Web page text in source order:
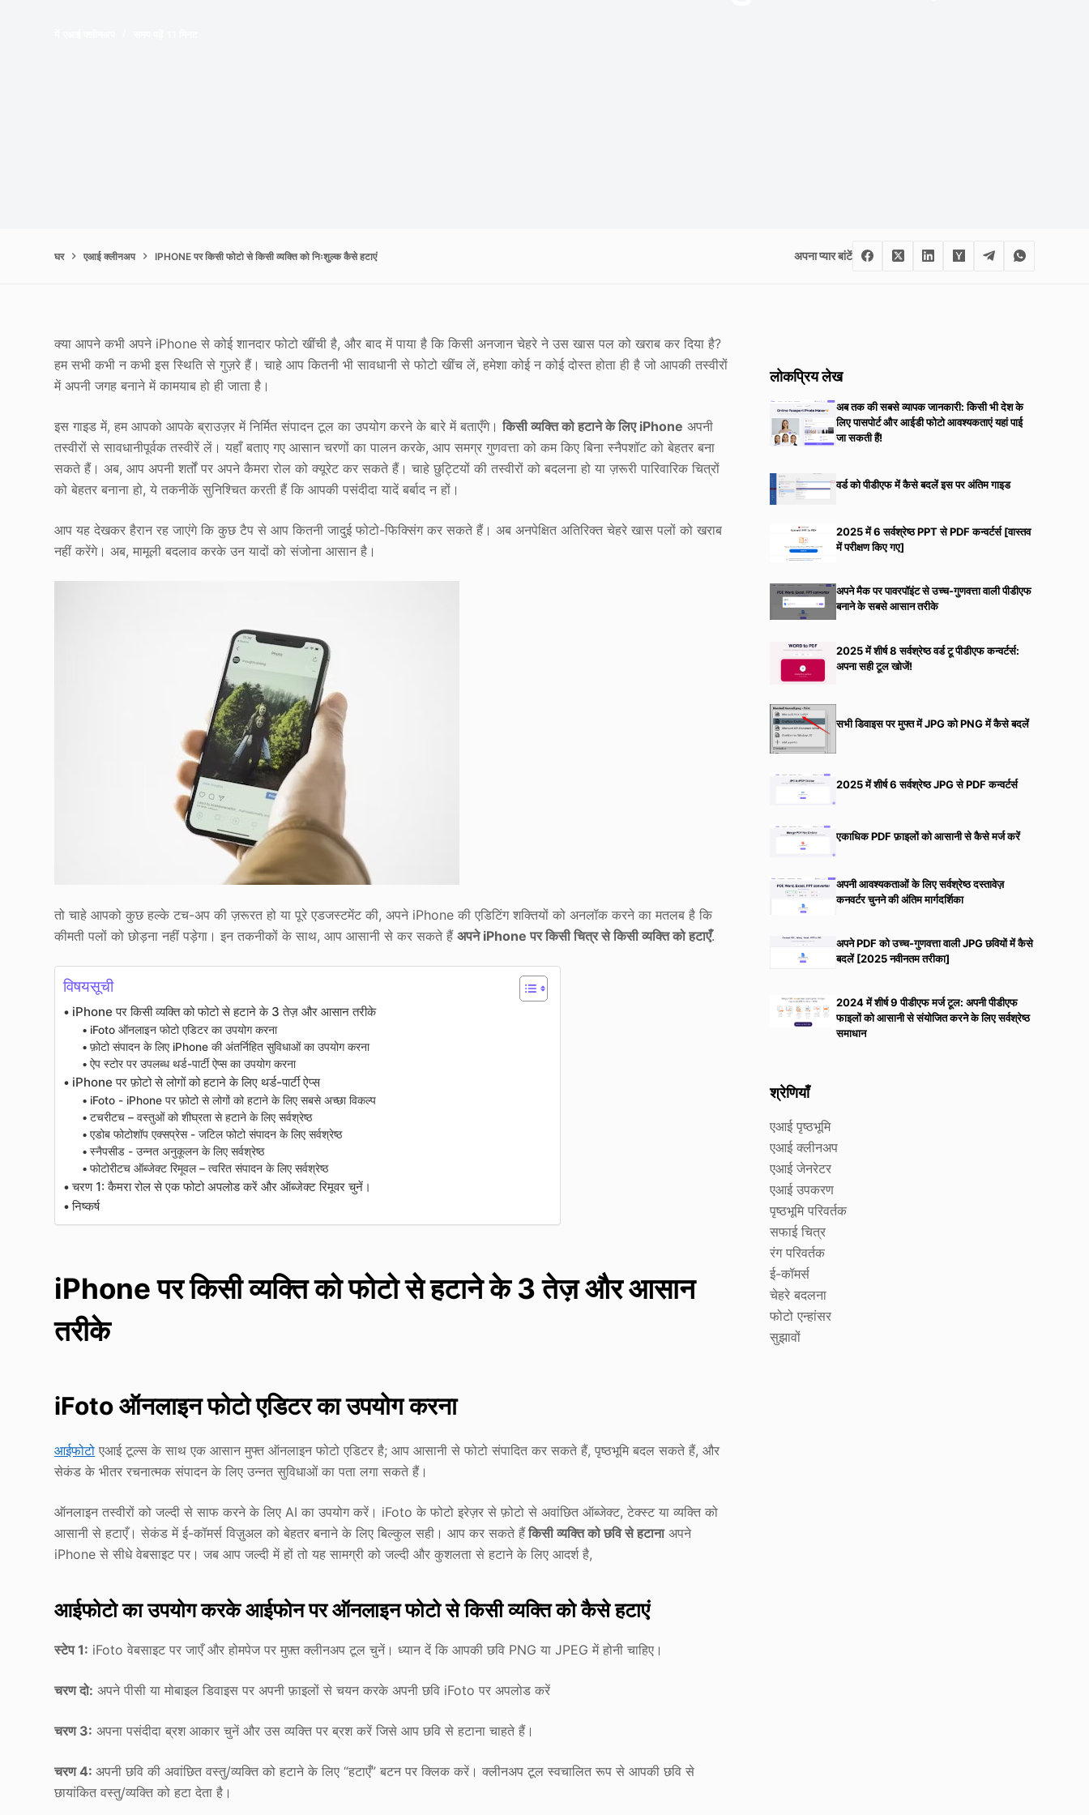
घर एआई क्लीनअप IPHONE पर किसी फोटो से किसी व्यक्ति को निःशुल्क कैसे हटाएं अपना प्यार बांटें
क्या आपने कभी अपने iPhone से कोई शानदार फोटो खींची है, और बाद में पाया है कि किसी अनजान चेहरे ने उस खास पल को खराब कर दिया है?
हम सभी कभी न कभी इस स्थिति से गुज़रे हैं। चाहे आप कितनी भी सावधानी से फोटो खींच लें, हमेशा कोई न कोई दोस्त होता ही है जो आपकी तस्वीरों
में अपनी जगह बनाने में कामयाब हो ही जाता है।
इस गाइड में, हम आपको आपके ब्राउज़र में निर्मित संपादन टूल का उपयोग करने के बारे में बताएँगे।किसी व्यक्ति को हटाने के लिए iPhone अपनी
तस्वीरों से सावधानीपूर्वक तस्वीरें लें। यहाँ बताए गए आसान चरणों का पालन करके, आप समग्र गुणवत्ता को कम किए बिना स्नैपशॉट को बेहतर बना
सकते हैं। अब, आप अपनी शर्तों पर अपने कैमरा रोल को क्यूरेट कर सकते हैं। चाहे छुट्टियों की तस्वीरों को बदलना हो या ज़रूरी पारिवारिक चित्रों
को बेहतर बनाना हो, ये तकनीकें सुनिश्चित करती हैं कि आपकी पसंदीदा यादें बर्बाद न हों।
आप यह देखकर हैरान रह जाएंगे कि कुछ टैप से आप कितनी जादुई फोटो-फिक्सिंग कर सकते हैं। अब अनपेक्षित अतिरिक्त चेहरे खास पलों को खराब
नहीं करेंगे। अब, मामूली बदलाव करके उन यादों को संजोना आसान है।
तो चाहे आपको कुछ हल्के टच-अप की ज़रूरत हो या पूरे एडजस्टमेंट की, अपने iPhone की एडिटिंग शक्तियों को अनलॉक करने का मतलब है कि
कीमती पलों को छोड़ना नहीं पड़ेगा। इन तकनीकों के साथ, आप आसानी से कर सकते हैंअपने iPhone पर किसी चित्र से किसी व्यक्ति को हटाएँ.
विषयसूची
iPhone पर किसी व्यक्ति को फोटो से हटाने के 3 तेज़ और आसान तरीके
iFoto ऑनलाइन फोटो एडिटर का उपयोग करना
फ़ोटो संपादन के लिए iPhone की अंतर्निहित सुविधाओं का उपयोग करना
ऐप स्टोर पर उपलब्ध थर्ड-पार्टी ऐप्स का उपयोग करना
iPhone पर फ़ोटो से लोगों को हटाने के लिए थर्ड-पार्टी ऐप्स
iFoto - iPhone पर फ़ोटो से लोगों को हटाने के लिए सबसे अच्छा विकल्प
टचरीटच – वस्तुओं को शीघ्रता से हटाने के लिए सर्वश्रेष्ठ
एडोब फोटोशॉप एक्सप्रेस - जटिल फोटो संपादन के लिए सर्वश्रेष्ठ
स्नैपसीड - उन्नत अनुकूलन के लिए सर्वश्रेष्ठ
फोटोरीटच ऑब्जेक्ट रिमूवल – त्वरित संपादन के लिए सर्वश्रेष्ठ
चरण 1: कैमरा रोल से एक फोटो अपलोड करें और ऑब्जेक्ट रिमूवर चुनें।
निष्कर्ष
iPhone पर किसी व्यक्ति को फोटो से हटाने के 3 तेज़ और आसान
तरीके
iFoto ऑनलाइन फोटो एडिटर का उपयोग करना
आईफोटो एआई टूल्स के साथ एक आसान मुफ्त ऑनलाइन फोटो एडिटर है; आप आसानी से फोटो संपादित कर सकते हैं, पृष्ठभूमि बदल सकते हैं, और
सेकंड के भीतर रचनात्मक संपादन के लिए उन्नत सुविधाओं का पता लगा सकते हैं।
ऑनलाइन तस्वीरों को जल्दी से साफ करने के लिए AI का उपयोग करें। iFoto के फोटो इरेज़र से फ़ोटो से अवांछित ऑब्जेक्ट, टेक्स्ट या व्यक्ति को
आसानी से हटाएँ। सेकंड में ई-कॉमर्स विज़ुअल को बेहतर बनाने के लिए बिल्कुल सही। आप कर सकते हैंकिसी व्यक्ति को छवि से हटानाअपने
iPhone से सीधे वेबसाइट पर। जब आप जल्दी में हों तो यह सामग्री को जल्दी और कुशलता से हटाने के लिए आदर्श है,
आईफोटो का उपयोग करके आईफोन पर ऑनलाइन फोटो से किसी व्यक्ति को कैसे हटाएं
स्टेप 1: iFoto वेबसाइट पर जाएँ और होमपेज पर मुफ़्त क्लीनअप टूल चुनें। ध्यान दें कि आपकी छवि PNG या JPEG में होनी चाहिए।
चरण दो: अपने पीसी या मोबाइल डिवाइस पर अपनी फ़ाइलों से चयन करके अपनी छवि iFoto पर अपलोड करें
चरण 3: अपना पसंदीदा ब्रश आकार चुनें और उस व्यक्ति पर ब्रश करें जिसे आप छवि से हटाना चाहते हैं।
चरण 4:अपनी छवि की अवांछित वस्तु/व्यक्ति को हटाने के लिए “हटाएँ” बटन पर क्लिक करें। क्लीनअप टूल स्वचालित रूप से आपकी छवि से
छायांकित वस्तु/व्यक्ति को हटा देता है।
लोकप्रिय लेख
अब तक की सबसे व्यापक जानकारी: किसी भी देश के
लिए पासपोर्ट और आईडी फोटो आवश्यकताएं यहां पाई
जा सकती हैं!
वर्ड को पीडीएफ में कैसे बदलें इस पर अंतिम गाइड
2025 में 6 सर्वश्रेष्ठ PPT से PDF कन्वर्टर्स [वास्तव
में परीक्षण किए गए]
अपने मैक पर पावरपॉइंट से उच्च-गुणवत्ता वाली पीडीएफ
बनाने के सबसे आसान तरीके
2025 में शीर्ष 8 सर्वश्रेष्ठ वर्ड टू पीडीएफ कन्वर्टर्स:
अपना सही टूल खोजें!
सभी डिवाइस पर मुफ्त में JPG को PNG में कैसे बदलें
2025 में शीर्ष 6 सर्वश्रेष्ठ JPG से PDF कन्वर्टर्स
एकाधिक PDF फ़ाइलों को आसानी से कैसे मर्ज करें
अपनी आवश्यकताओं के लिए सर्वश्रेष्ठ दस्तावेज़
कनवर्टर चुनने की अंतिम मार्गदर्शिका
अपने PDF को उच्च-गुणवत्ता वाली JPG छवियों में कैसे
बदलें [2025 नवीनतम तरीका]
2024 में शीर्ष 9 पीडीएफ मर्ज टूल: अपनी पीडीएफ
फाइलों को आसानी से संयोजित करने के लिए सर्वश्रेष्ठ
समाधान
श्रेणियाँ
एआई पृष्ठभूमि
एआई क्लीनअप
एआई जेनरेटर
एआई उपकरण
पृष्ठभूमि परिवर्तक
सफाई चित्र
रंग परिवर्तक
ई-कॉमर्स
चेहरे बदलना
फोटो एन्हांसर
सुझावों